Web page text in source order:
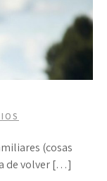
(cosas
de volver […]